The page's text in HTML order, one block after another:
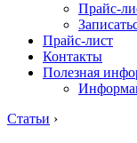
Прайс-
Прайс-лист
Контакты
Полезная
Статьи ›